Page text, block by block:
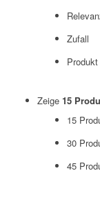
Zufall
Zeige 15
15
30
45